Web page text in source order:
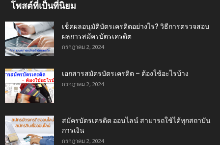
โพสต์ที่เป็นที่นิยม
เช็คผลอนุมัติบัตรเครดิตอย่างไร? วิธีการตรวจสอบ
ผลการสมัครบัตรเครดิต
กรกฎาคม 2, 2024
เอกสารสมัครบัตรเครดิต – ต้องใช้อะไรบ้าง
กรกฎาคม 2, 2024
สมัครบัตรเครดิต ออนไลน์ สามารถใช้ได้ทุกสถาบัน
การเงิน
กรกฎาคม 2, 2024